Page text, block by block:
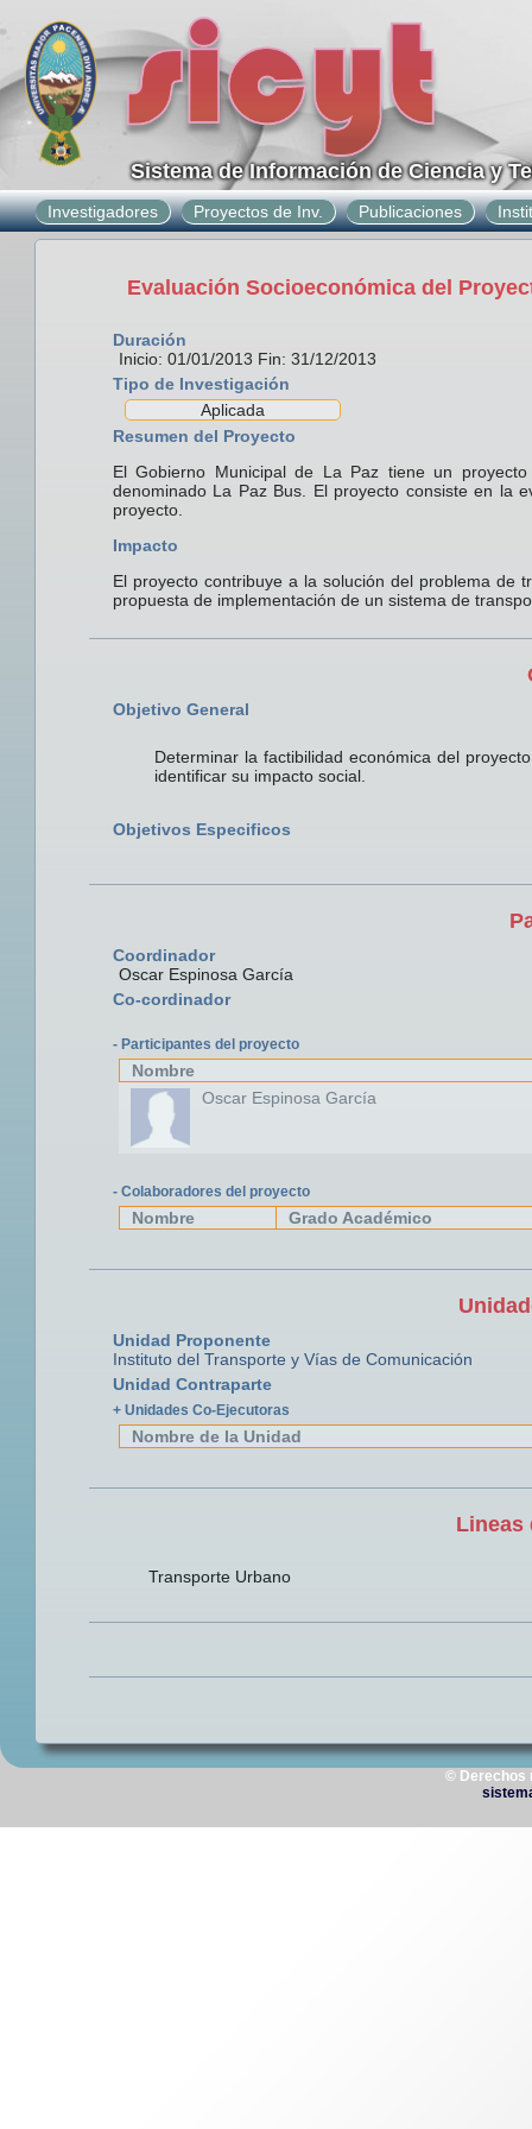
Sistema de Información de Ciencia y
Investigadores Proyectos de Inv. Publicaciones
Evaluación Socioeconómica del
Duración
Inicio: 01/01/2013 Fin: 31/12/2013
Tipo de Investigación
Aplicada
Resumen del Proyecto
El Gobierno Municipal de La Paz tiene un
denominado La Paz Bus. El proyecto consiste en la
proyecto.
Impacto
El proyecto contribuye a la solución del problema de
propuesta de implementación de un sistema de
Objetivo General
Determinar la factibilidad económica del
identificar su impacto social.
Objetivos Especificos
Coordinador
Oscar Espinosa García
Co-cordinador
- Participantes del proyecto
Nombre
Oscar Espinosa García
- Colaboradores del proyecto
Nombre Grado Académico
Unidad Proponente
Instituto del Transporte y Vías de Comunicación
Unidad Contraparte
+ Unidades Co-Ejecutoras
Nombre de la Unidad
Lineas
Transporte Urbano
© Derechos